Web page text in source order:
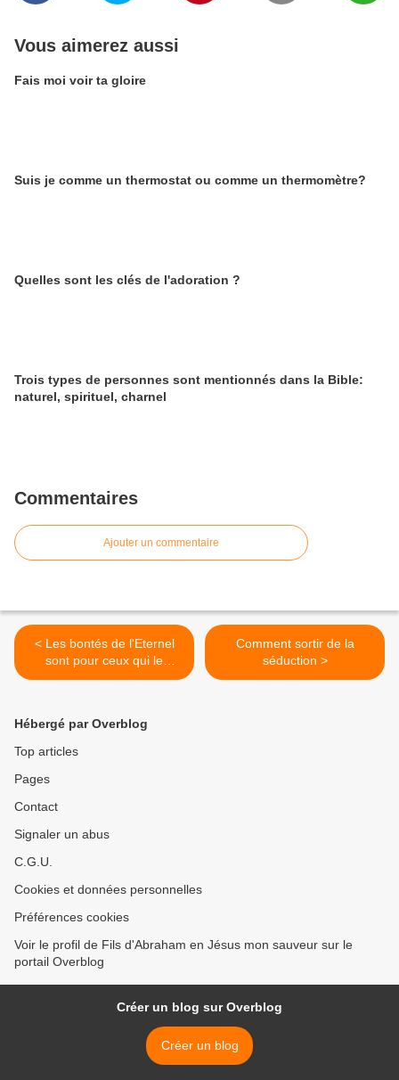
Vous aimerez aussi
Fais moi voir ta gloire
Suis je comme un thermostat ou comme un thermomètre?
Quelles sont les clés de l'adoration ?
Trois types de personnes sont mentionnés dans la Bible:
naturel, spirituel, charnel
Commentaires
Ajouter un commentaire
< Les bontés de l'Eternel
sont pour ceux qui le
craignent
Comment sortir de la
séduction >
Hébergé par Overblog
Top articles
Pages
Contact
Signaler un abus
C.G.U.
Cookies et données personnelles
Préférences cookies
Voir le profil de Fils d'Abraham en Jésus mon sauveur sur le
portail Overblog
Créer un blog sur Overblog
Créer un blog